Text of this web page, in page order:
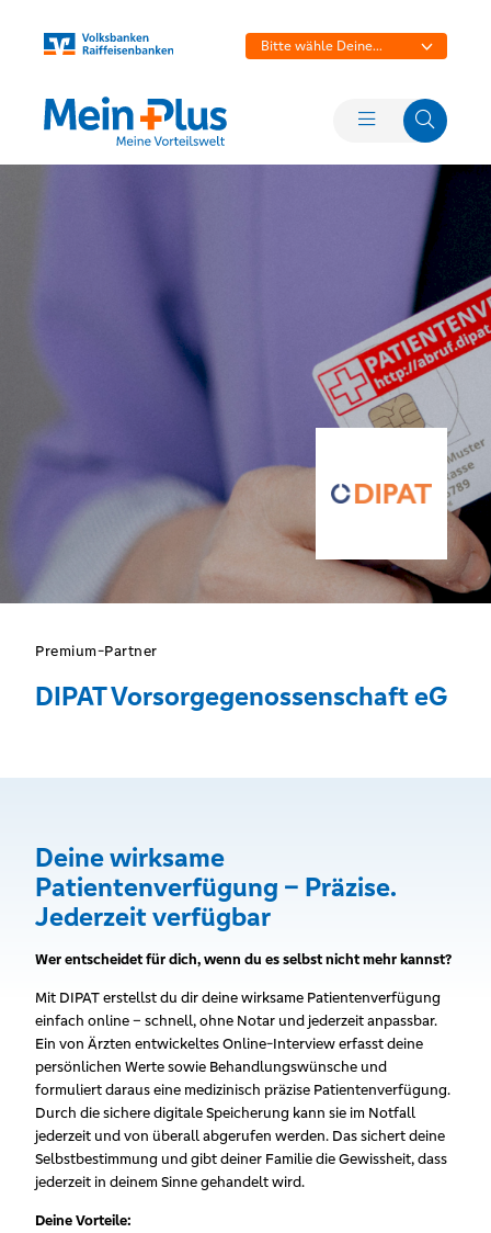
Bitte wähle Deine
Premium-Partner
DIPAT Vorsorgegenossenschaft eG
Deine wirksame
Patientenverfügung – Präzise.
Jederzeit verfügbar
Wer entscheidet für dich, wenn du es selbst nicht mehr kannst?
Mit DIPAT erstellst du dir deine wirksame Patientenverfügung
einfach online – schnell, ohne Notar und jederzeit anpassbar.
Ein von Ärzten entwickeltes Online-Interview erfasst deine
persönlichen Werte sowie Behandlungswünsche und
formuliert daraus eine medizinisch präzise Patientenverfügung.
Durch die sichere digitale Speicherung kann sie im Notfall
jederzeit und von überall abgerufen werden. Das sichert deine
Selbstbestimmung und gibt deiner Familie die Gewissheit, dass
jederzeit in deinem Sinne gehandelt wird.
Deine Vorteile: